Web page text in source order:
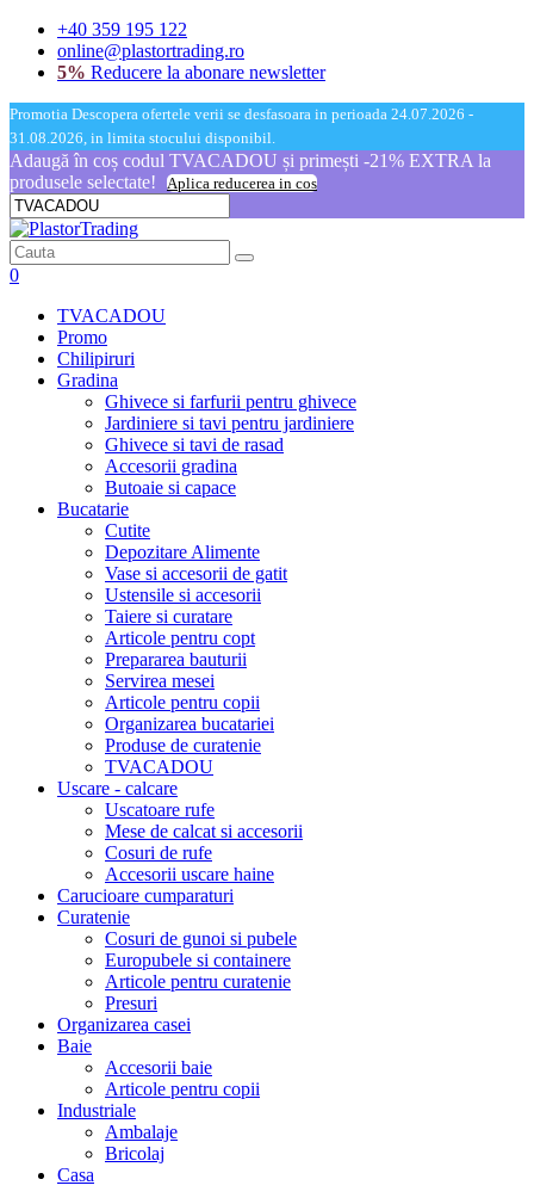
+40 359 195 122
online@plastortrading.ro
5% Reducere la abonare newsletter
Promotia Descopera ofertele verii se desfasoara in perioada 24.07.2026 -
31.08.2026, in limita stocului disponibil.
Adaugă în coș codul TVACADOU și primești -21% EXTRA la
produsele selectate!
Aplica reducerea in cos
0
TVACADOU
Promo
Chilipiruri
Gradina
Ghivece si farfurii pentru ghivece
Jardiniere si tavi pentru jardiniere
Ghivece si tavi de rasad
Accesorii gradina
Butoaie si capace
Bucatarie
Cutite
Depozitare Alimente
Vase si accesorii de gatit
Ustensile si accesorii
Taiere si curatare
Articole pentru copt
Prepararea bauturii
Servirea mesei
Articole pentru copii
Organizarea bucatariei
Produse de curatenie
TVACADOU
Uscare - calcare
Uscatoare rufe
Mese de calcat si accesorii
Cosuri de rufe
Accesorii uscare haine
Carucioare cumparaturi
Curatenie
Cosuri de gunoi si pubele
Europubele si containere
Articole pentru curatenie
Presuri
Organizarea casei
Baie
Accesorii baie
Articole pentru copii
Industriale
Ambalaje
Bricolaj
Casa